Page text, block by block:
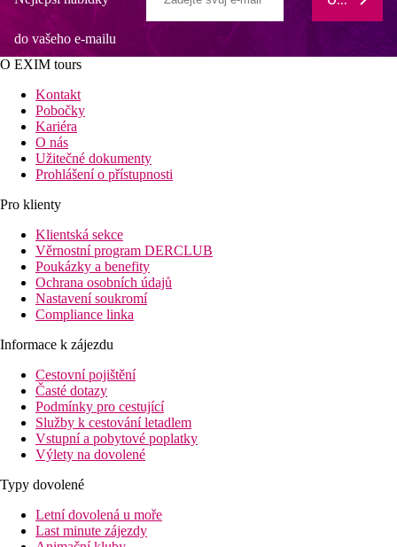
do vašeho e-mailu
O EXIM tours
Kontakt
Pobočky
Kariéra
O nás
Užitečné dokumenty
Prohlášení o přístupnosti
Pro klienty
Klientská sekce
Věrnostní program DERCLUB
Poukázky a benefity
Ochrana osobních údajů
Nastavení soukromí
Compliance linka
Informace k zájezdu
Cestovní pojištění
Časté dotazy
Podmínky pro cestující
Služby k cestování letadlem
Vstupní a pobytové poplatky
Výlety na dovolené
Typy dovolené
Letní dovolená u moře
Last minute zájezdy